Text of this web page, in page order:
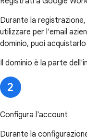
Durante la
utilizzare per l'email
dominio, puoi
Il dominio è la parte
Configura l'account
Durante la